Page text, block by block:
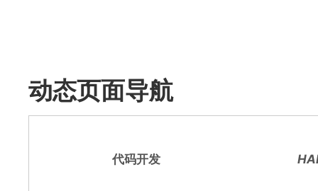
动态页面导航
代码开发